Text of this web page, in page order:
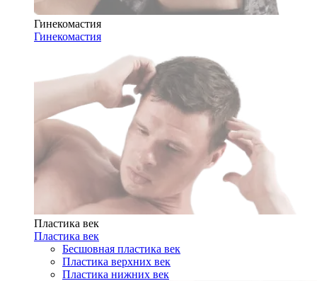
Гинекомастия
Гинекомастия
Пластика век
Пластика век
Бесшовная пластика век
Пластика верхних век
Пластика нижних век